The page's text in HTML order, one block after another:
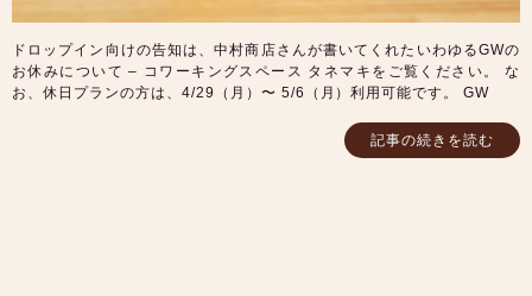
ドロップイン向けの告知は、中村商店さんが書いてくれたいわゆるGWの
お休みについて – コワーキングスペース タネマキをご覧ください。 な
お、休日プランの方は、4/29（月）〜 5/6（月）利用可能です。 GW
記事の続きを読む